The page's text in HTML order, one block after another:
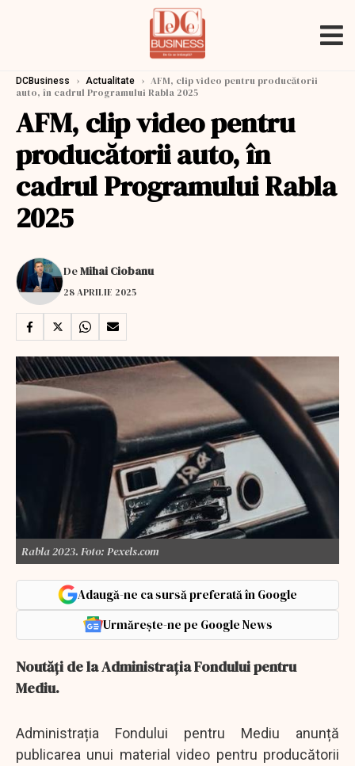
DCBusiness › Actualitate › AFM, clip video pentru producătorii
auto, în cadrul Programului Rabla 2025
AFM, clip video pentru
producătorii auto, în
cadrul Programului Rabla
2025
DeMihai Ciobanu
28 APRILIE 2025
Rabla 2023. Foto: Pexels.com
Adaugă-ne ca sursă preferată în Google
Urmărește-ne pe Google News
Noutăţi de la Administraţia Fondului pentru
Mediu.
Administrația Fondului pentru Mediu anunță
publicarea unui material video pentru producătorii